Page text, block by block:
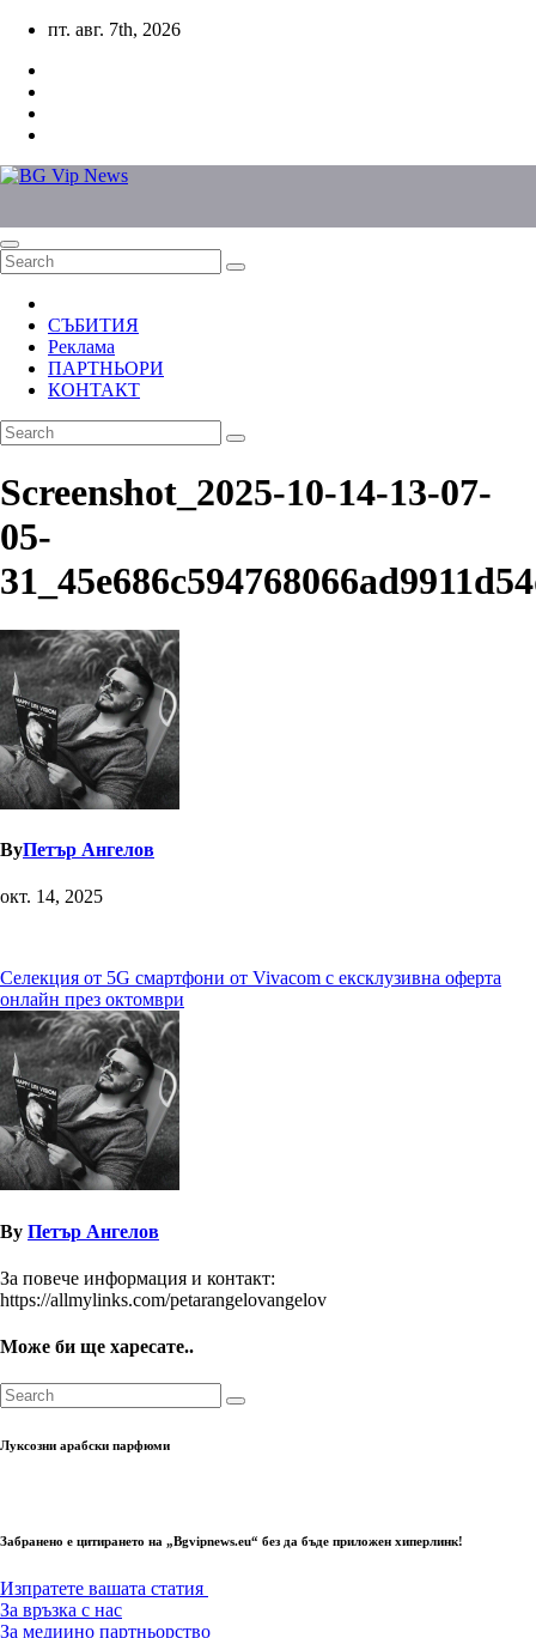
Skip
content
пт. авг. 7th, 2026
СЪБИТИЯ
Реклама
ПАРТНЬОРИ
КОНТАКТ
Screenshot_2025-10-14-13-07-
05-
ByПетър Ангелов
окт. 14, 2025
Навигация
Селекция от 5G смартфони от Vivacom с ексклузивна оферта
онлайн през октомври
By Петър Ангелов
За повече информация и контакт:
https://allmylinks.com/petarangelovangelov
Може би ще харесате..
Луксозни арабски парфюми
Забранено е цитирането на „Bgvipnews.eu“ без да бъде приложен хиперлинк!
Изпратете вашата статия
За връзка с нас
За медиино партньорство